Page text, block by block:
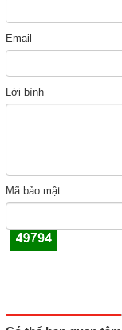
Email
Lời bình
Mã bảo mật